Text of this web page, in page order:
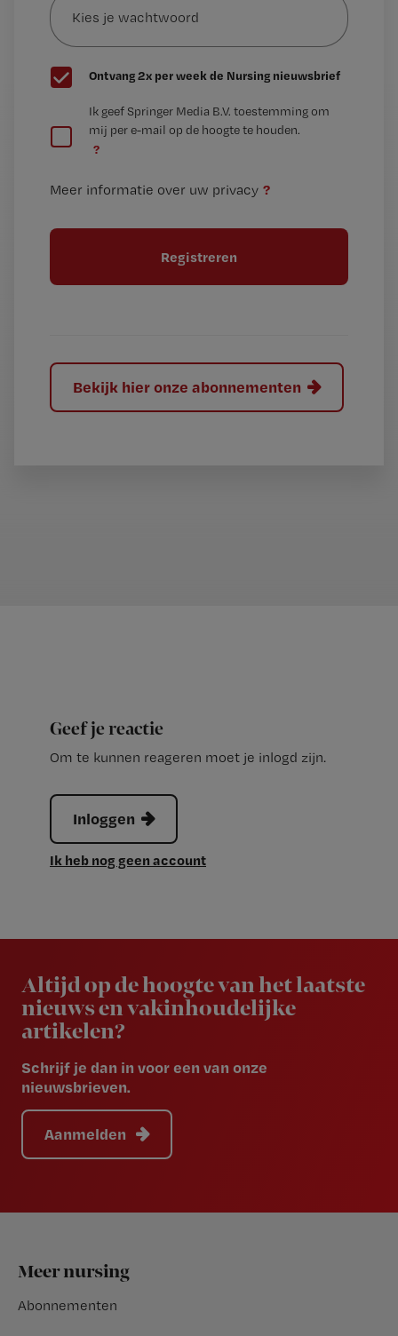
je
wachtwoord
G
e
t
Ontvang 2x per week de Nursing nieuwsbrief
e
t
l
Ik geef Springer Media B.V. toestemming om
mij per e-mail op de hoogte te houden.
?
Meer informatie over uw privacy ?
Bekijk hier onze abonnementen
Geef je reactie
Om te kunnen reageren moet je inlogd zijn.
Inloggen
Ik heb nog geen account
Altijd op de hoogte van het laatste
nieuws en vakinhoudelijke
artikelen?
Schrijf je dan in voor een van onze
nieuwsbrieven.
Aanmelden
Footer
Meer nursing
Abonnementen